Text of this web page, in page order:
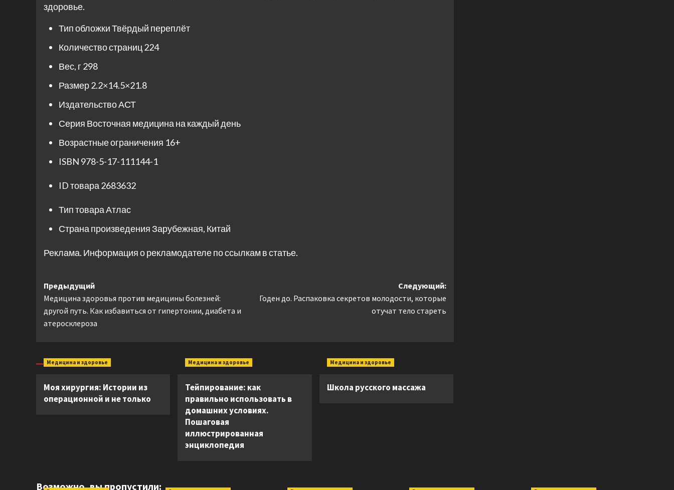
здоровье.
Тип обложкиТвёрдый переплёт
Количество страниц224
Вес, г 298
Размер2.2×14.5×21.8
ИздательствоАСТ
Серия Восточная медицина на каждый день
Возрастные ограничения 16+
ISBN 978-5-17-111144-1
ID товара 2683632
Тип товараАтлас
Страна произведенияЗарубежная, Китай
Реклама. Информация о рекламодателе по ссылкам в статье.
Навигация
записи
Предыдущий
Медицина здоровья против медицины болезней:
другой путь. Как избавиться от гипертонии, диабета и
атеросклероза
Следующий:
Годен до. Распаковка секретов молодости, которые
отучат тело стареть
Медицина и здоровье
Моя хирургия: Истории из
операционной и не только
Медицина и здоровье
Тейпирование: как
правильно использовать в
домашних условиях.
Пошаговая
иллюстрированная
энциклопедия
Медицина и здоровье
Школа русского массажа
Возможно, вы пропустили: